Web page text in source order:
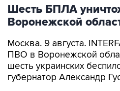
Шесть БПЛА
Воронежской
Москва. 9 августа.
ПВО в Воронежской
шесть украинских
губернатор Александр